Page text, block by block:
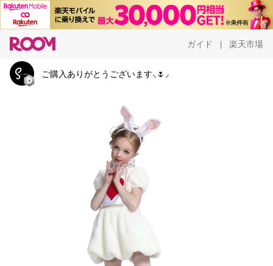
ガイド 楽天市場
ご購入ありがとうございます⸜🌷︎⸝‍